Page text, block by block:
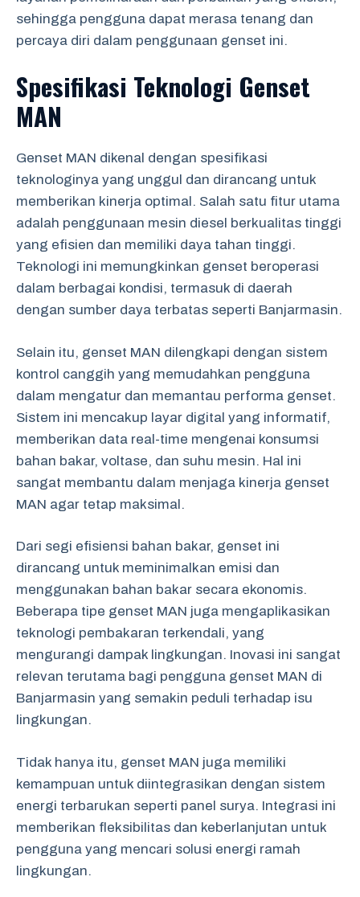
sehingga pengguna dapat merasa tenang dan
percaya diri dalam penggunaan genset ini.
Spesifikasi Teknologi Genset
MAN
Genset MAN dikenal dengan spesifikasi
teknologinya yang unggul dan dirancang untuk
memberikan kinerja optimal. Salah satu fitur utama
adalah penggunaan mesin diesel berkualitas tinggi
yang efisien dan memiliki daya tahan tinggi.
Teknologi ini memungkinkan genset beroperasi
dalam berbagai kondisi, termasuk di daerah
dengan sumber daya terbatas seperti Banjarmasin.
Selain itu, genset MAN dilengkapi dengan sistem
kontrol canggih yang memudahkan pengguna
dalam mengatur dan memantau performa genset.
Sistem ini mencakup layar digital yang informatif,
memberikan data real-time mengenai konsumsi
bahan bakar, voltase, dan suhu mesin. Hal ini
sangat membantu dalam menjaga kinerja genset
MAN agar tetap maksimal.
Dari segi efisiensi bahan bakar, genset ini
dirancang untuk meminimalkan emisi dan
menggunakan bahan bakar secara ekonomis.
Beberapa tipe genset MAN juga mengaplikasikan
teknologi pembakaran terkendali, yang
mengurangi dampak lingkungan. Inovasi ini sangat
relevan terutama bagi pengguna genset MAN di
Banjarmasin yang semakin peduli terhadap isu
lingkungan.
Tidak hanya itu, genset MAN juga memiliki
kemampuan untuk diintegrasikan dengan sistem
energi terbarukan seperti panel surya. Integrasi ini
memberikan fleksibilitas dan keberlanjutan untuk
pengguna yang mencari solusi energi ramah
lingkungan.